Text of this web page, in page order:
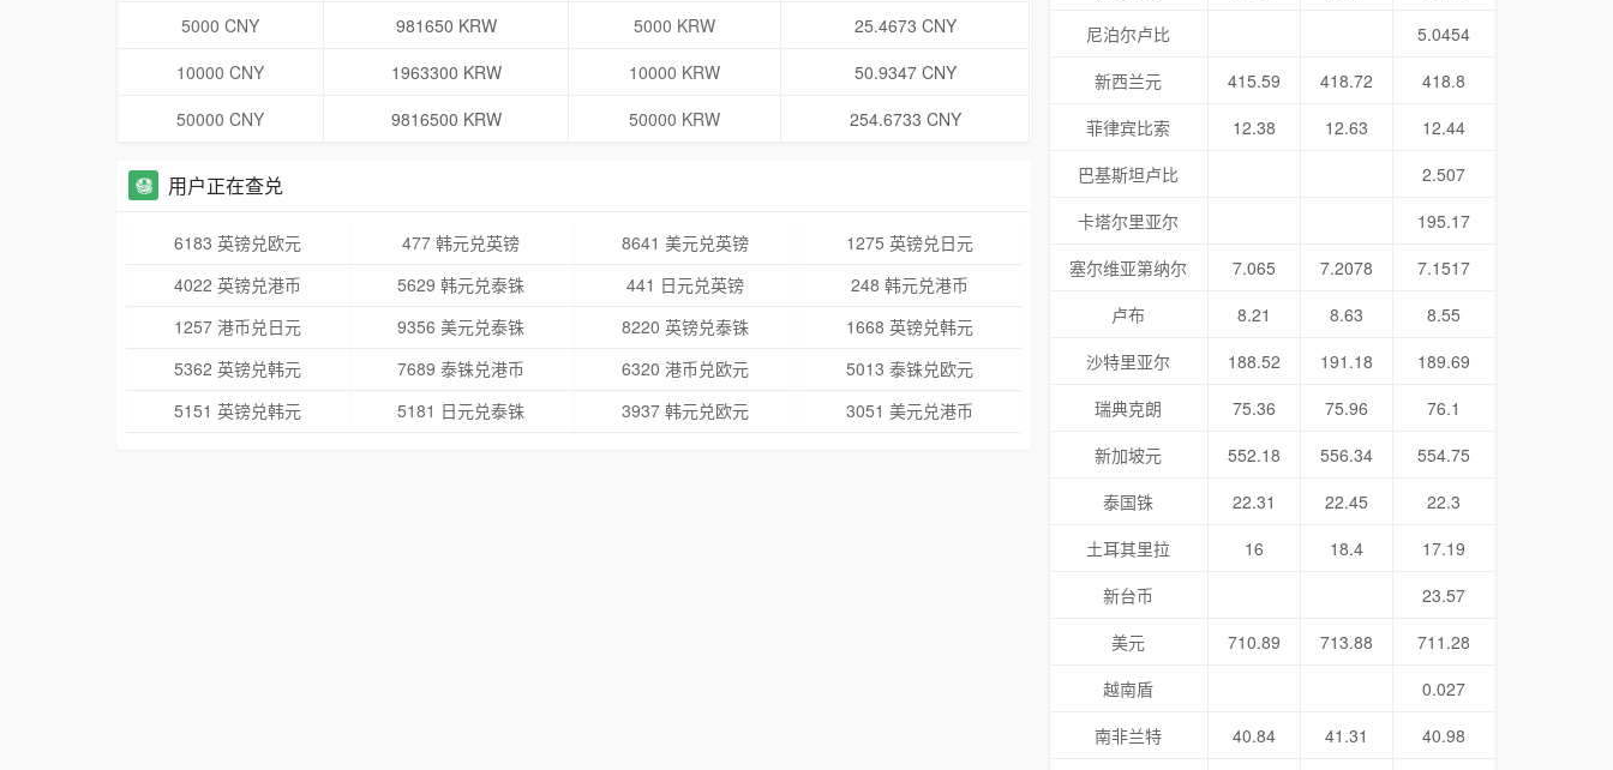
5000 CNY
981650 KRW 5000 KRW
25.4673 CNY
10000 CNY
1963300 KRW 10000 KRW
50.9347 CNY
50000 CNY
9816500 KRW 50000 KRW 254.6733 CNY
用户正在查兑
6183 英镑兑欧元 477 韩元兑英镑 8641 美元兑英镑
1275 英镑兑日元
4022 英镑兑港币
5629 韩元兑泰铢 441 日元兑英镑
248 韩元兑港币
1257 港币兑日元
9356 美元兑泰铢 8220 英镑兑泰铢
1668 英镑兑韩元
5362 英镑兑韩元
7689 泰铢兑港币 6320 港币兑欧元
5013 泰铢兑欧元
5151 英镑兑韩元
5181 日元兑泰铢 3937 韩元兑欧元 3051 美元兑港币
尼泊尔卢比
5.0454
新西兰元
415.59 418.72
418.8
菲律宾比索
12.38 12.63
12.44
巴基斯坦卢比
2.507
卡塔尔里亚尔
195.17
塞尔维亚第纳尔
7.065 7.2078
7.1517
卢布
8.21 8.63
8.55
沙特里亚尔
188.52 191.18
189.69
瑞典克朗
75.36 75.96
76.1
新加坡元
552.18 556.34
554.75
泰国铢
22.31 22.45
22.3
土耳其里拉
16 18.4
17.19
新台币
23.57
美元
710.89 713.88
711.28
越南盾
0.027
南非兰特
40.84 41.31 40.98